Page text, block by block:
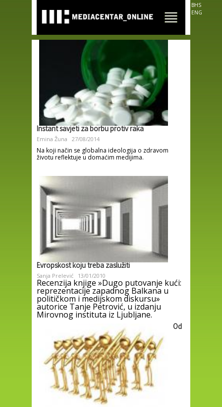
main
content
BHS
ENG
Instant savjeti za borbu protiv raka
Emina Žuna 27/08/2014
Na koji način se globalna ideologija o zdravom
životu reflektuje u domaćim medijima.
Evropskost koju treba zaslužiti
Sanja Prelević 13/01/2010
Recenzija knjige »Dugo putovanje kući:
reprezentacije zapadnog Balkana u
političkom i medijskom diskursu»
autorice Tanje Petrović, u izdanju
Mirovnog instituta iz Ljubljane.
Od